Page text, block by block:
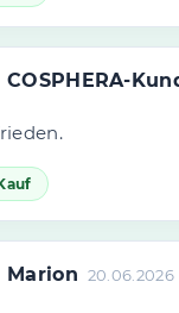
COSPHERA-
Marion 20.06.2026